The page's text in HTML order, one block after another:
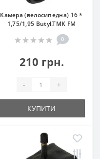
Камера (велосипедна) 16 *
1,75/1,95 Butyl.TMK FM
0
210 грн.
- +
КУПИТИ